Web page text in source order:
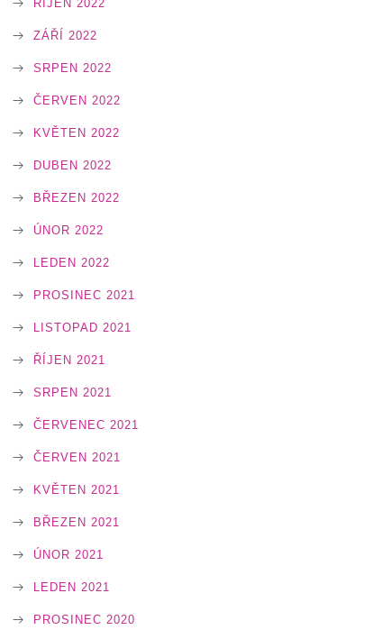
ŘÍJEN 2022
ZÁŘÍ 2022
SRPEN 2022
ČERVEN 2022
KVĚTEN 2022
DUBEN 2022
BŘEZEN 2022
ÚNOR 2022
LEDEN 2022
PROSINEC 2021
LISTOPAD 2021
ŘÍJEN 2021
SRPEN 2021
ČERVENEC 2021
ČERVEN 2021
KVĚTEN 2021
BŘEZEN 2021
ÚNOR 2021
LEDEN 2021
PROSINEC 2020